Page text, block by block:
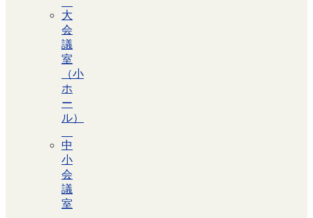
大
会
議
室
（小
ホ
ー
ル）
中
小
会
議
室